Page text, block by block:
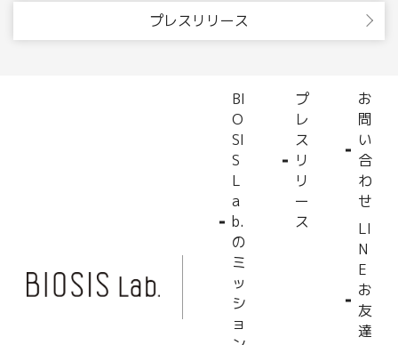
プレスリリース
BI
O
SI
S
L
a
b.
の
ミ
ッ
シ
ョ
プ
レ
ス
リ
リ
ー
ス
お
問
い
合
わ
せ
LI
N
E
お
友
達